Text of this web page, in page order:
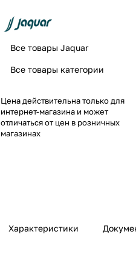
Все товары Jaquar
Все товары категории
Цена действительна только для
интернет-магазина и может
отличаться от цен в розничных
магазинах
Характеристики